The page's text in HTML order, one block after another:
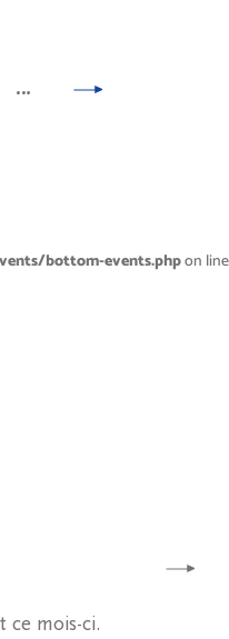
…
bottom-events.phpon line
ce mois-ci.